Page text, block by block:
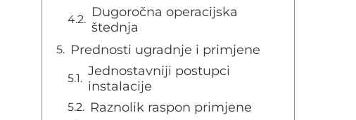
Dugoročna operacijska
štednja
Prednosti ugradnje i primjene
Jednostavniji postupci
instalacije
Raznolik raspon primjene